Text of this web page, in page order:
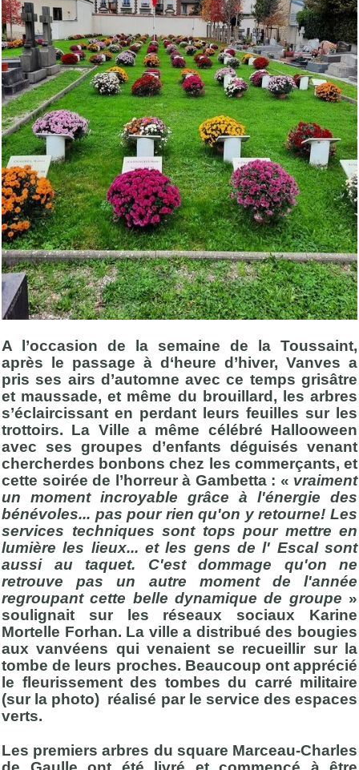
A l’occasion de la semaine de la Toussaint,
après le passage à d‘heure d’hiver, Vanves a
pris ses airs d’automne avec ce temps grisâtre
et maussade, et même du brouillard, les arbres
s’éclaircissant en perdant leurs feuilles sur les
trottoirs. La Ville a même célébré Hallooween
avec ses groupes d’enfants déguisés venant
chercherdes bonbons chez les commerçants, et
cette soirée de l’horreur à Gambetta : « vraiment
un moment incroyable grâce à l'énergie des
bénévoles... pas pour rien qu'on y retourne! Les
services techniques sont tops pour mettre en
lumière les lieux... et les gens de l' Escal sont
aussi au taquet. C'est dommage qu'on ne
retrouve pas un autre moment de l'année
regroupant cette belle dynamique de groupe »
soulignait sur les réseaux sociaux Karine
Mortelle Forhan. La ville a distribué des bougies
aux vanvéens qui venaient se recueillir sur la
tombe de leurs proches. Beaucoup ont apprécié
le fleurissement des tombes du carré militaire
(sur la photo) réalisé par le service des espaces
verts.
Les premiers arbres du square Marceau-Charles